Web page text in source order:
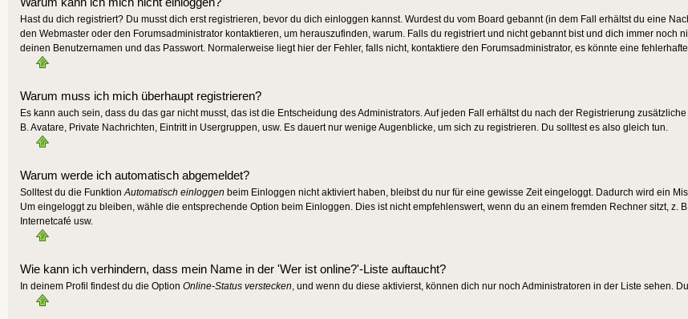
Hast du dich registriert? Du musst dich erst registrieren, bevor du dich einloggen kannst. Wurdest du vom Board gebannt (in dem Fall erhältst du eine
den Webmaster oder den Forumsadministrator kontaktieren, um herauszufinden, warum. Falls du registriert und nicht gebannt bist und dich immer noch
deinen Benutzernamen und das Passwort. Normalerweise liegt hier der Fehler, falls nicht, kontaktiere den Forumsadministrator, es könnte eine
Warum muss ich mich überhaupt registrieren?
Es kann auch sein, dass du das gar nicht musst, das ist die Entscheidung des Administrators. Auf jeden Fall erhältst du nach der Registrierung
B. Avatare, Private Nachrichten, Eintritt in Usergruppen, usw. Es dauert nur wenige Augenblicke, um sich zu registrieren. Du solltest es also gleich tun.
Warum werde ich automatisch abgemeldet?
Solltest du die Funktion Automatisch einloggen beim Einloggen nicht aktiviert haben, bleibst du nur für eine gewisse Zeit eingeloggt. Dadurch wird ein
Um eingeloggt zu bleiben, wähle die entsprechende Option beim Einloggen. Dies ist nicht empfehlenswert, wenn du an einem fremden Rechner sitzt, z.
Internetcafé usw.
Wie kann ich verhindern, dass mein Name in der 'Wer ist online?'-Liste auftaucht?
In deinem Profil findest du die Option Online-Status verstecken , und wenn du diese aktivierst, können dich nur noch Administratoren in der Liste sehen.